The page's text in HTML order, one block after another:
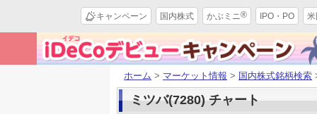
キャンペーン 国内株式 かぶミニ® IPO・PO
ホーム > マーケット情報 > 国内株式銘柄検索
ミツバ(7280) チャート